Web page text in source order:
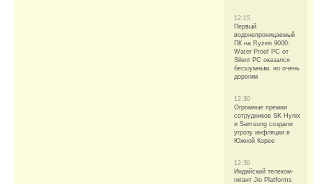
12:15
Первый
водонепроницаемый
ПК на Ryzen 9000:
Water Proof PC от
Silent PC оказался
бесшумным, но очень
дорогим
12:30
Огромные премии
сотрудников SK Hynix
и Samsung создали
угрозу инфляции в
Южной Корее
12:30
Индийский телеком-
гигант Jio Platforms